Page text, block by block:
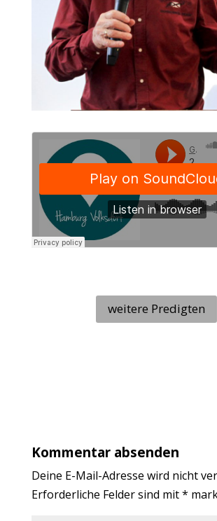
weitere Predigten
Kommentar absenden
Deine E-Mail-Adresse wird nicht
Erforderliche Felder sind mit*